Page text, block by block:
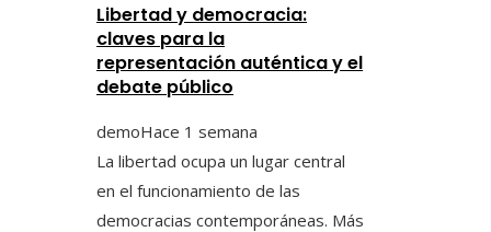
Libertad y democracia:
claves para la
representación auténtica y el
debate público
demoHace 1 semana
La libertad ocupa un lugar central
en el funcionamiento de las
democracias contemporáneas. Más